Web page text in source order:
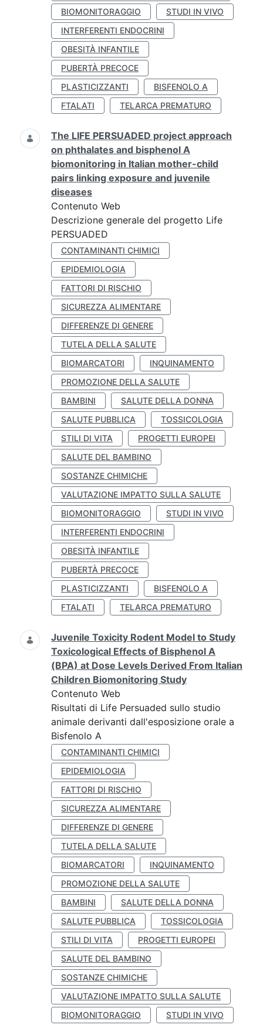
BIOMONITORAGGIO
STUDI IN VIVO
INTERFERENTI ENDOCRINI
OBESITÀ INFANTILE
PUBERTÀ PRECOCE
PLASTICIZZANTI
BISFENOLO A
FTALATI
TELARCA PREMATURO
The LIFE PERSUADED project approach
on phthalates and bisphenol A
biomonitoring in Italian mother-child
pairs linking exposure and juvenile
diseases
Contenuto Web
Descrizione generale del progetto Life
PERSUADED
CONTAMINANTI CHIMICI
EPIDEMIOLOGIA
FATTORI DI RISCHIO
SICUREZZA ALIMENTARE
DIFFERENZE DI GENERE
TUTELA DELLA SALUTE
BIOMARCATORI
INQUINAMENTO
PROMOZIONE DELLA SALUTE
BAMBINI
SALUTE DELLA DONNA
SALUTE PUBBLICA
TOSSICOLOGIA
STILI DI VITA
PROGETTI EUROPEI
SALUTE DEL BAMBINO
SOSTANZE CHIMICHE
VALUTAZIONE IMPATTO SULLA SALUTE
BIOMONITORAGGIO
STUDI IN VIVO
INTERFERENTI ENDOCRINI
OBESITÀ INFANTILE
PUBERTÀ PRECOCE
PLASTICIZZANTI
BISFENOLO A
FTALATI
TELARCA PREMATURO
Juvenile Toxicity Rodent Model to Study
Toxicological Effects of Bisphenol A
(BPA) at Dose Levels Derived From Italian
Children Biomonitoring Study
Contenuto Web
Risultati di Life Persuaded sullo studio
animale derivanti dall'esposizione orale a
Bisfenolo A
CONTAMINANTI CHIMICI
EPIDEMIOLOGIA
FATTORI DI RISCHIO
SICUREZZA ALIMENTARE
DIFFERENZE DI GENERE
TUTELA DELLA SALUTE
BIOMARCATORI
INQUINAMENTO
PROMOZIONE DELLA SALUTE
BAMBINI
SALUTE DELLA DONNA
SALUTE PUBBLICA
TOSSICOLOGIA
STILI DI VITA
PROGETTI EUROPEI
SALUTE DEL BAMBINO
SOSTANZE CHIMICHE
VALUTAZIONE IMPATTO SULLA SALUTE
BIOMONITORAGGIO
STUDI IN VIVO